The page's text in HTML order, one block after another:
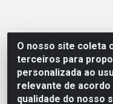
O nosso site coleta
terceiros para
personalizada ao
relevante de
qualidade do nosso
Opção Atacadista -
SN - Setor
72265-210 -